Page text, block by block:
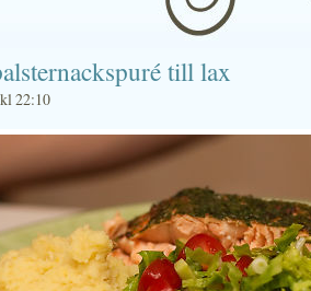
till lax
22:10